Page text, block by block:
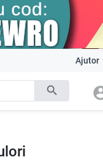
search
Ajutor